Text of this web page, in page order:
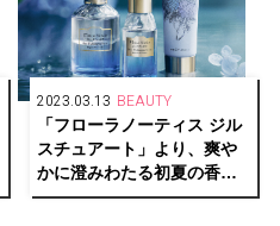
2023.03.13 BEAUTY
「フローラノーティス ジル
スチュアート」より、爽や
かに澄みわたる初夏の香り
のブルーハイドレンジアの